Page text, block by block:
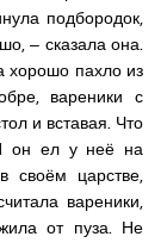
подбородок,
‒ сказала она.
хорошо пахло из
вареники с
и вставая. Что
он ел у неё на
царстве,
вареники,
от пуза. Не